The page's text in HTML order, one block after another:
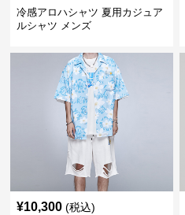
冷感アロハシャツ 夏用カジュア
ルシャツ メンズ
¥10,300 (税込)